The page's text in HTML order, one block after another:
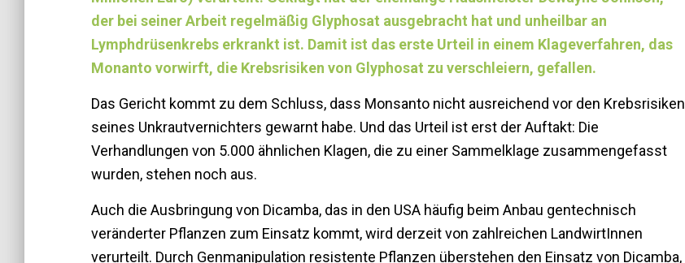
der bei seiner Arbeit regelmäßig Glyphosat ausgebracht hat und unheilbar an
Lymphdrüsenkrebs erkrankt ist. Damit ist das erste Urteil in einem Klageverfahren, das
Monanto vorwirft, die Krebsrisiken von Glyphosat zu verschleiern, gefallen.
Das Gericht kommt zu dem Schluss, dass Monsanto nicht ausreichend vor den Krebsrisiken
seines Unkrautvernichters gewarnt habe. Und das Urteil ist erst der Auftakt: Die
Verhandlungen von 5.000 ähnlichen Klagen, die zu einer Sammelklage zusammengefasst
wurden, stehen noch aus.
Auch die Ausbringung von Dicamba, das in den USA häufig beim Anbau gentechnisch
veränderter Pflanzen zum Einsatz kommt, wird derzeit von zahlreichen LandwirtInnen
verurteilt. Durch Genmanipulation resistente Pflanzen überstehen den Einsatz von Dicamba,